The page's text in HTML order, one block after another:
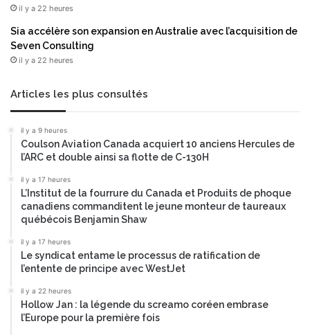
il y a 22 heures
Sia accélère son expansion en Australie avec l’acquisition de
Seven Consulting
il y a 22 heures
Articles les plus consultés
il y a 9 heures
Coulson Aviation Canada acquiert 10 anciens Hercules de
l’ARC et double ainsi sa flotte de C-130H
il y a 17 heures
L’Institut de la fourrure du Canada et Produits de phoque
canadiens commanditent le jeune monteur de taureaux
québécois Benjamin Shaw
il y a 17 heures
Le syndicat entame le processus de ratification de
l’entente de principe avec WestJet
il y a 22 heures
Hollow Jan : la légende du screamo coréen embrase
l’Europe pour la première fois